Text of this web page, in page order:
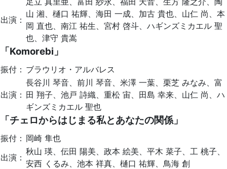
出演：
山 湘、樋口 祐輝、海田 一成、加古 貴也、山仁 尚、本
岡 直也、南江 祐生、宮村 啓斗、ハギンズミカエル 聖
也、津守 貴嵩
「Komorebi」
振付： ブラウリオ・アルバレス
出演：
長谷川 琴音、前川 琴音、米澤 一葉、栗芝 みなみ、富
田 翔子、池戸 詩織、重松 宙、田島 幸来、山仁 尚、ハ
ギンズミカエル 聖也
「チェロからはじまる私とあなたの関係」
振付： 岡崎 隼也
出演：
秋山 瑛、伝田 陽美、政本 絵美、平木 菜子、工 桃子、
安西 くるみ、池本 祥真、樋口 祐輝、鳥海 創